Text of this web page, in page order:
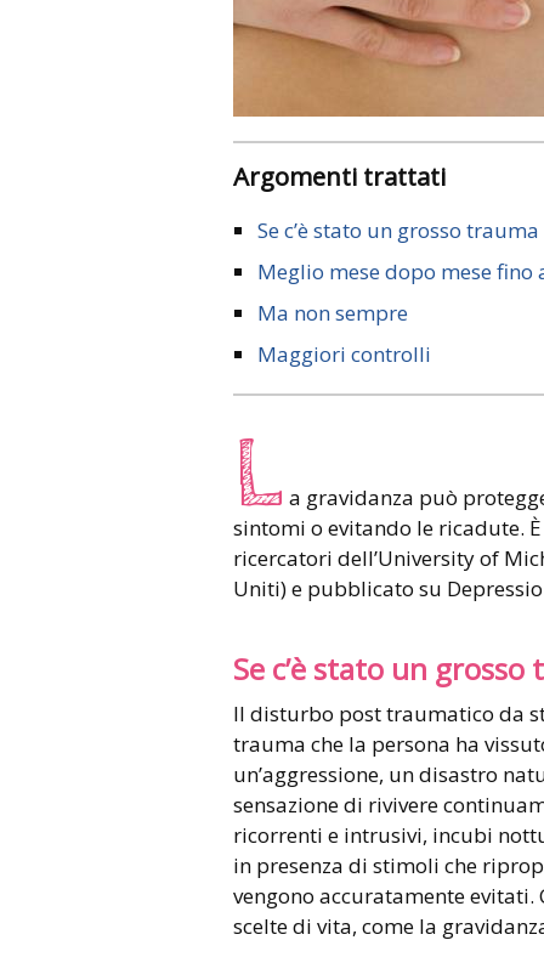
Argomenti trattati
Se c’è stato un grosso trauma
Meglio mese dopo mese fino
Ma non sempre
Maggiori controlli
L a gravidanza può
sintomi o evitando le ricadute.
ricercatori dell’University of
Uniti) e pubblicato su
Se c’è stato un grosso
Il disturbo post traumatico da
trauma che la persona ha
un’aggressione, un disastro
sensazione di rivivere
ricorrenti e intrusivi, incubi
in presenza di stimoli che
vengono accuratamente
scelte di vita, come la